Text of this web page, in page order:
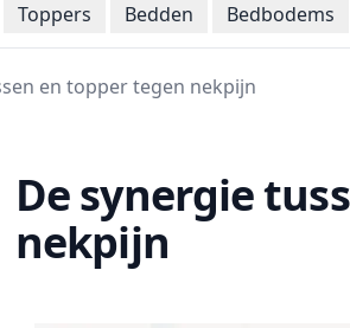
Toppers Bedden Bedbodems
en topper tegen nekpijn
De synergie
nekpijn